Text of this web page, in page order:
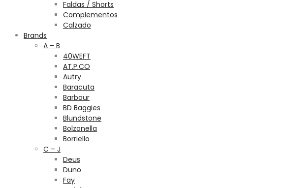
Faldas / Shorts
Complementos
Calzado
Brands
A – B
40WEFT
AT.P.CO
Autry
Baracuta
Barbour
BD Baggies
Blundstone
Bolzonella
Borriello
C – J
Deus
Duno
Fay